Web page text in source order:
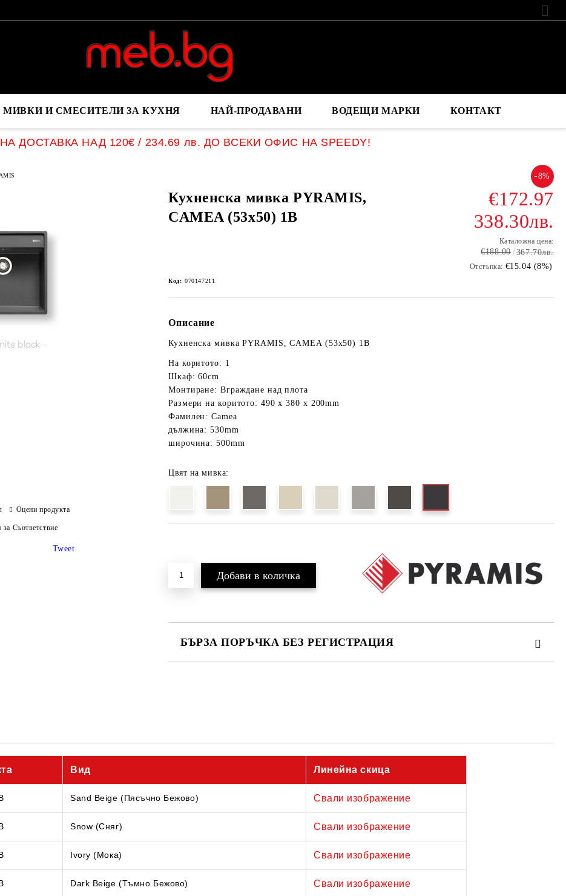
МИВКИ И СМЕСИТЕЛИ ЗА КУХНЯ НАЙ-ПРОДАВАНИ ВОДЕЩИ МАРКИ КОНТАКТ
ДОСТАВКА НАД 120€ / 234.69 лв. ДО ВСЕКИ ОФИС НА SPEEDY!
Кухненска мивка PYRAMIS,
CAMEA (53x50) 1B
-8%
€172.97
338.30лв.
Каталожна цена:
€188.00 367.70лв.
Отстъпка: €15.04 (8%)
Код: 070147211
Описание
Кухненска мивка PYRAMIS, CAMEA (53x50) 1B
На коритото: 1
Шкаф: 60cm
Монтиране: Вграждане над плота
Размери на коритото: 490 x 380 x 200mm
Фамилен: Camea
дължина: 530mm
широчина: 500mm
Цвят на мивка:
БЪРЗА ПОРЪЧКА БЕЗ РЕГИСТРАЦИЯ
Оцени продукта
Съответствие
Tweet
Вид Линейна скица
Sand Beige (Пясъчно Бежово) Свали изображение
Snow (Сняг) Свали изображение
Ivory (Мока) Свали изображение
Dark Beige (Тъмно Бежово) Свали изображение